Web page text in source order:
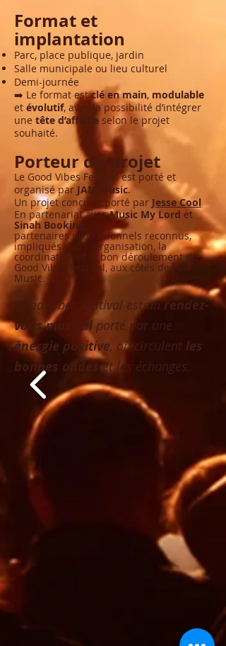
Format et
implantation
Parc, place publique, jardin
Salle municipale ou lieu culturel
Demi-journée
➡️ Le format estclé en main, modulable
et évolutif, avec la possibilité d’intégrer
une tête d’affiche selon le projet
souhaité.
Porteur du projet
Le Good Vibes Festival est porté et
organisé par JAM Music.
Un projet conçu et porté par Jesse Cool
En partenariat avecMusic My Lord et
Sinah Booking
partenaires professionnels reconnus,
impliqués dans l’organisation, la
coordination et le bon déroulement du
Good Vibes Festival, aux côtés de JAM
Music.
Good Vibes Festival est unrendez-
vous musicalporté par une
énergie positive, où circulent les
bonnes ondes
et les échanges.